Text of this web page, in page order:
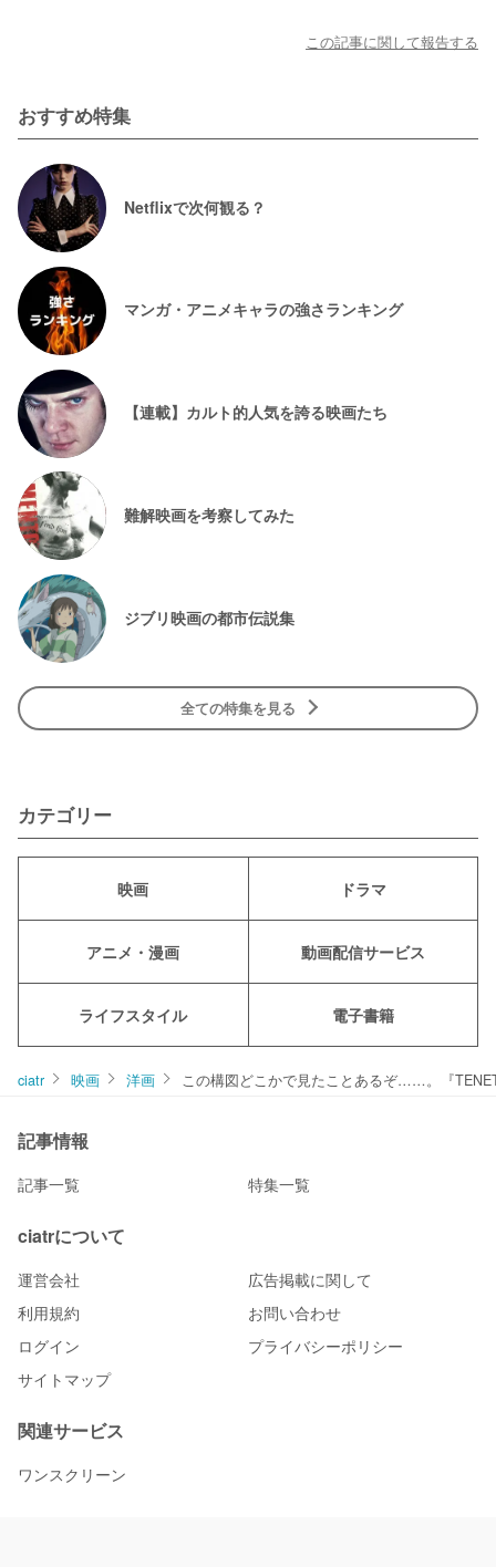
この記事に関して報告する
おすすめ特集
Netflixで次何観る？
マンガ・アニメキャラの強さランキング
【連載】カルト的人気を誇る映画たち
難解映画を考察してみた
ジブリ映画の都市伝説集
全ての特集を見る
カテゴリー
映画 ドラマ
アニメ・漫画 動画配信サービス
ライフスタイル 電子書籍
ciatr 映画 洋画 この構図どこかで見たことあるぞ……。『
記事情報
記事一覧 特集一覧
ciatrについて
運営会社
広告掲載に関して
利用規約
お問い合わせ
ログイン
プライバシーポリシー
サイトマップ
関連サービス
ワンスクリーン